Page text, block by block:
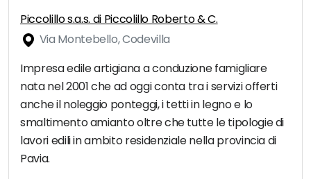
Piccolillo s.a.s. di Piccolillo Roberto & C.
Via Montebello, Codevilla
Impresa edile artigiana a conduzione famigliare
nata nel 2001 che ad oggi conta tra i servizi offerti
anche il noleggio ponteggi, i tetti in legno e lo
smaltimento amianto oltre che tutte le tipologie di
lavori edili in ambito residenziale nella provincia di
Pavia.